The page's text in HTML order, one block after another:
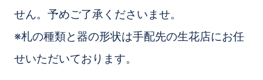
せん。予めご了承くださいませ。
※札の種類と器の形状は手配先の生花店にお任
せいただいております。